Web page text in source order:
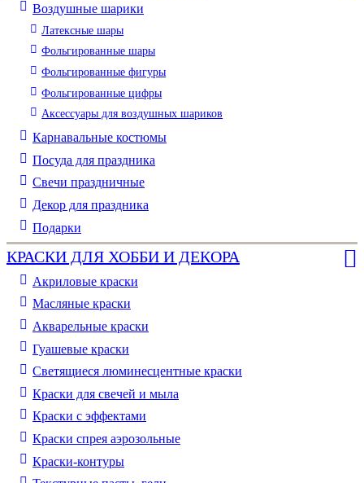
Воздушные шарики
Латексные шары
Фольгированные шары
Фольгированные фигуры
Фольгированные цифры
Аксессуары для воздушных шариков
Карнавальные костюмы
Посуда для праздника
Свечи праздничные
Декор для праздника
Подарки
КРАСКИ ДЛЯ ХОББИ И ДЕКОРА
Акриловые краски
Масляные краски
Акварельные краски
Гуашевые краски
Светящиеся люминесцентные краски
Краски для свечей и мыла
Краски с эффектами
Краски спрея аэрозольные
Краски-контуры